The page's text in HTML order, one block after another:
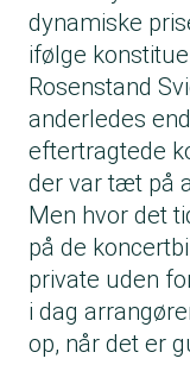
dynamiske
ifølge
Rosenstand
anderledes
eftertragtede
der var tæt på
Men hvor det
på de
private uden
i dag
op, når det er